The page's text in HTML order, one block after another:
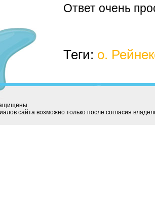
Ответ очень
Теги: о.
сайта возможно только после согласия